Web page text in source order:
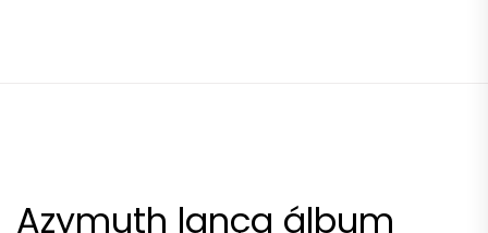
Azymuth lança álbum